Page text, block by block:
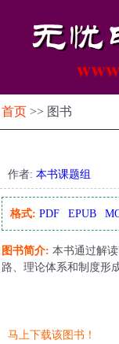
首页 >> 图书
作者: 本书课题组
格式: PDF EPUB
图书简介: 本书通过解
路、理论体系和制度形
马上下载该图书！